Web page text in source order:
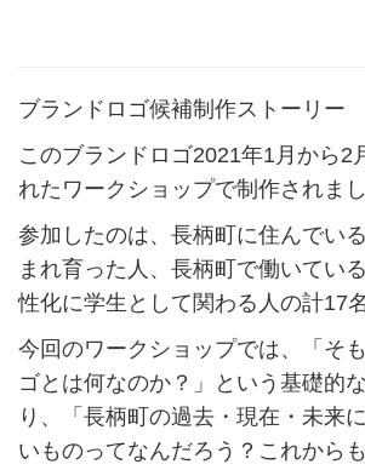
ブランドロゴ候補制作ストーリー
このブランドロゴ2021年1月から2
れたワークショップで制作されまし
参加したのは、長柄町に住んでい
まれ育った人、長柄町で働いてい
性化に学生として関わる人の計17名
今回のワークショップでは、「そ
ゴとは何なのか？」という基礎的
り、「長柄町の過去・現在・未来
いものってなんだろう？これから